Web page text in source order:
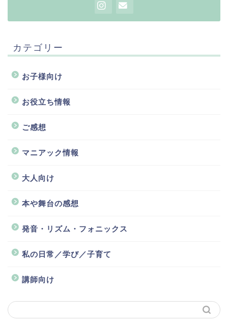
カテゴリー
お子様向け
お役立ち情報
ご感想
マニアック情報
大人向け
本や舞台の感想
発音・リズム・フォニックス
私の日常／学び／子育て
講師向け